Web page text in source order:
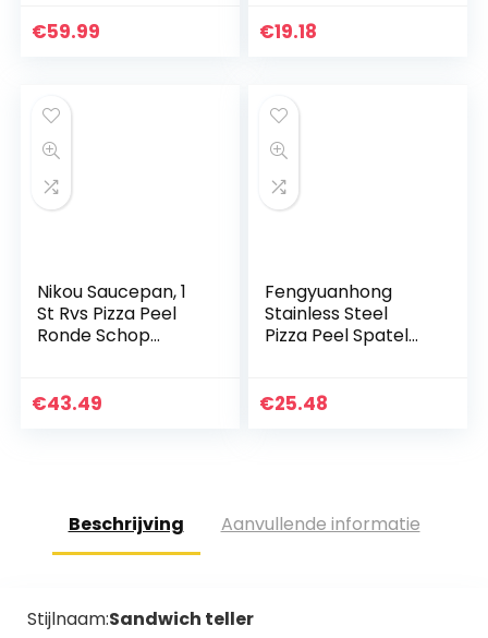
pizzapeel om
€59.99 €19.18
Nikou Saucepan, 1
St Rvs Pizza Peel
Ronde Schop
Bakken Tool Hot
€43.49
Fengyuanhong
Stainless Steel
Pizza Peel Spatel
Lifter Shovel
€25.48
Beschrijving Aanvullende informatie
Stijlnaam:Sandwich teller